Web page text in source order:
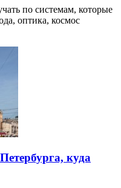
по системам, которые
оптика, космос
куда